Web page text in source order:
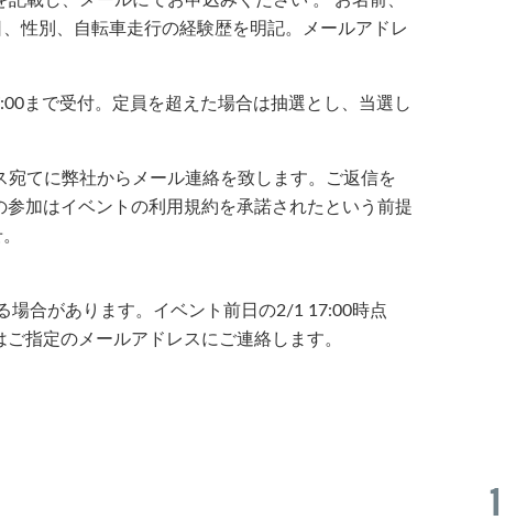
性別、自転車走行の経験歴を明記。メールアドレ
まで受付。定員を超えた場合は抽選とし、当選し
てに弊社からメール連絡を致します。ご返信を
加はイベントの利用規約を承諾されたという前提
場合があります。イベント前日の2/1 17:00時点
指定のメールアドレスにご連絡します。
1